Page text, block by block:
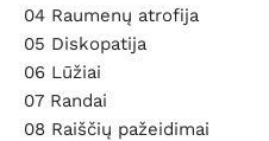
04 Raumenų atrofija
05 Diskopatija
06 Lūžiai
07 Randai
08 Raiščių pažeidimai